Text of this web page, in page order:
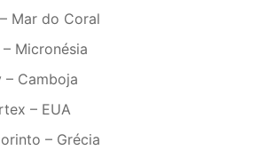
– Mar do Coral
– Micronésia
– Camboja
– EUA
– Grécia